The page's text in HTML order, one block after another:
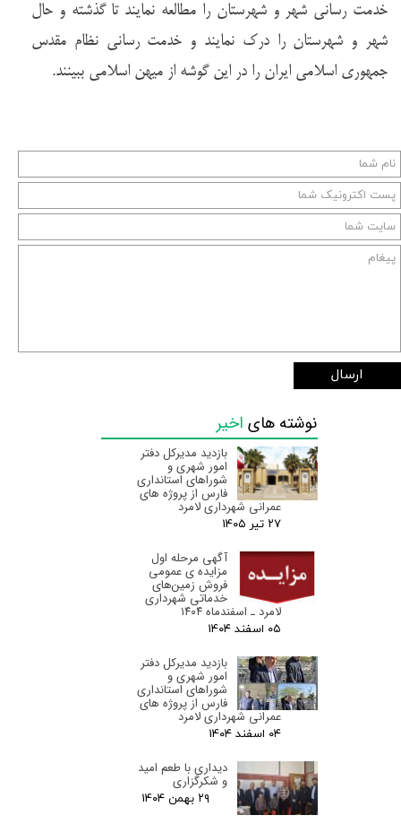
خدمت رسانی شهر و شهرستان را مطالعه نمایند تا گذشته و حال
شهر و شهرستان را درک نمایند و خدمت رسانی نظام مقدس
جمهوری اسلامی ایران را در این گوشه از میهن اسلامی ببینند.
ارسال
نوشته های اخیر
بازدید مدیرکل دفتر
امور شهری و
شوراهای استانداری
فارس از پروژه های
عمرانی شهرداری لامرد
۲۷ تیر ۰۵
آگهی مرحله اول
مزایده ی عمومی
فروش زمین‌های
خدماتی شهرداری
لامرد ـ اسفندماه ۱۴۰۴
۰۵ اسفند ۰۴
بازدید مدیرکل دفتر
امور شهری و
شوراهای استانداری
فارس از پروژه های
عمرانی شهرداری لامرد
۰۴ اسفند ۰۴
دیداری با طعم امید
و شکرگزاری
۲۹ بهمن ۰۴